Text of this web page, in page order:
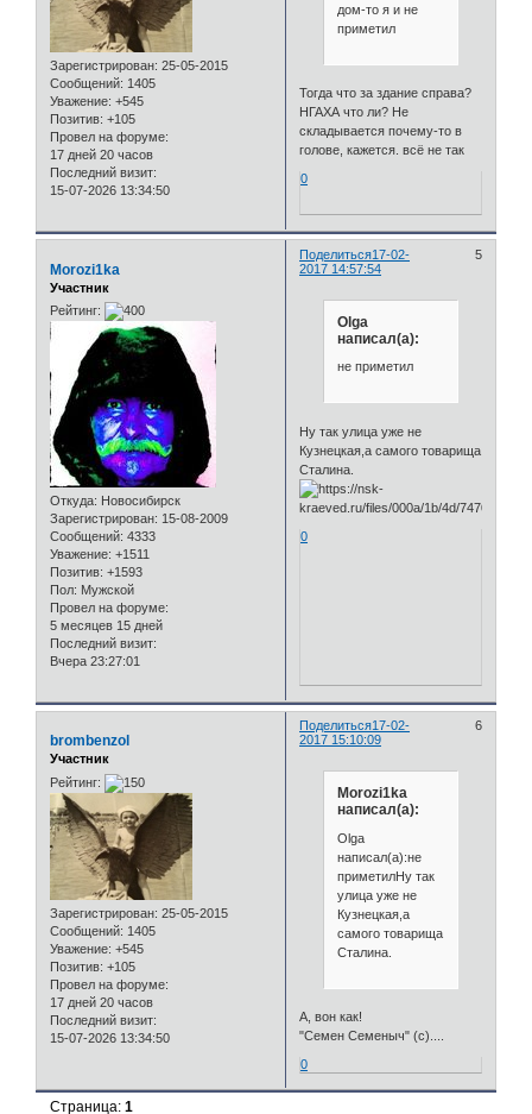
Зарегистрирован: 25-05-2015
Сообщений: 1405
Уважение: +545
Позитив: +105
Провел на форуме:
17 дней 20 часов
Последний визит:
15-07-2026 13:34:50
дом-то я и не
приметил
Тогда что за здание справа?
НГАХА что ли? Не
складывается почему-то в
голове, кажется. всё не так
0
Поделиться 5
17-02-
2017 14:57:54
Morozi1ka
Участник
Рейтинг:
Откуда: Новосибирск
Зарегистрирован: 15-08-2009
Сообщений: 4333
Уважение: +1511
Позитив: +1593
Пол: Мужской
Провел на форуме:
5 месяцев 15 дней
Последний визит:
Вчера 23:27:01
Olga
написал(а):
не приметил
Ну так улица уже не
Кузнецкая,а самого товарища
Сталина.
0
Поделиться 6
17-02-
2017 15:10:09
brombenzol
Участник
Рейтинг:
Зарегистрирован: 25-05-2015
Сообщений: 1405
Уважение: +545
Позитив: +105
Провел на форуме:
17 дней 20 часов
Последний визит:
15-07-2026 13:34:50
Morozi1ka
написал(а):
Olga
написал(а):не
приметилНу так
улица уже не
Кузнецкая,а
самого товарища
Сталина.
А, вон как!
"Семен Семеныч" (с)....
0
Страница:1